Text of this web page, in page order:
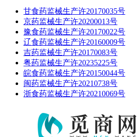
甘食药监械生产许20170035号
京药监械生产许20200013号
豫食药监械生产许20170022号
辽食药监械生产许20160009号
吉药监械生产许20170083号
粤药监械生产许20235225号
皖食药监械生产许20150044号
闽药监械生产许20210738号
浙食药监械生产许20210069号